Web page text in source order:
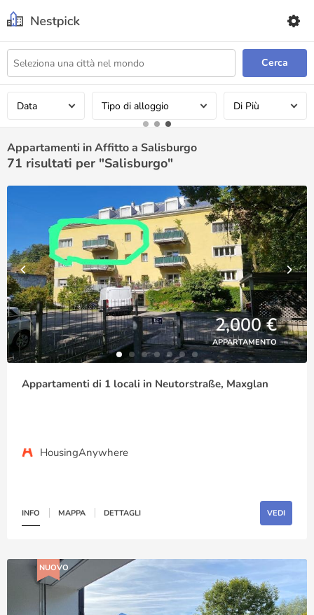
Cerca
Data Tipo di alloggio Di Più
Appartamenti in Affitto a Salisburgo
71 risultati per "Salisburgo"
2,000 €
APPARTAMENTO
Appartamenti di 1 locali in Neutorstraße, Maxglan
HousingAnywhere
INFO MAPPA DETTAGLI VEDI
NUOVO